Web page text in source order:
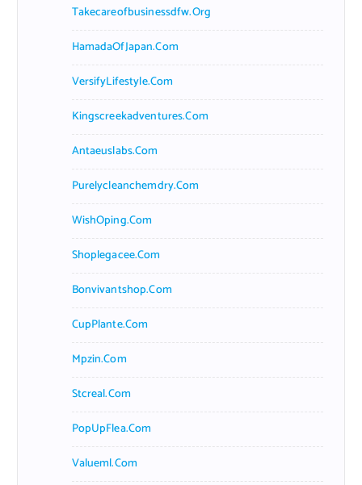
Takecareofbusinessdfw.org
HamadaOfJapan.com
VersifyLifestyle.com
Kingscreekadventures.com
Antaeuslabs.com
Purelycleanchemdry.com
WishOping.com
Shoplegacee.com
Bonvivantshop.com
CupPlante.com
Mpzin.com
Stcreal.com
PopUpFlea.com
Valueml.com